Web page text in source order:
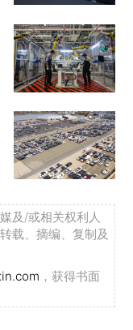
及/或相关权利人
载、摘编、复制及
，获得书面